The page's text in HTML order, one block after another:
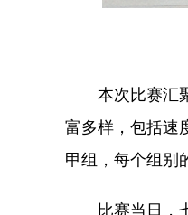
本次比赛汇聚
富多样，包括速
甲组，每个组别
比赛当日，七